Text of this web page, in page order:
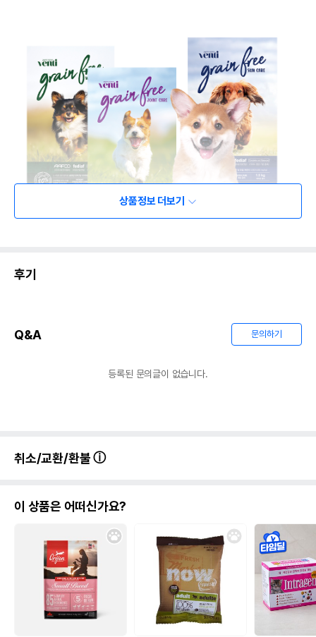
상품정보 더보기
후기
Q&A 문의하기
등록된 문의글이 없습니다.
취소/교환/환불
이 상품은 어떠신가요?